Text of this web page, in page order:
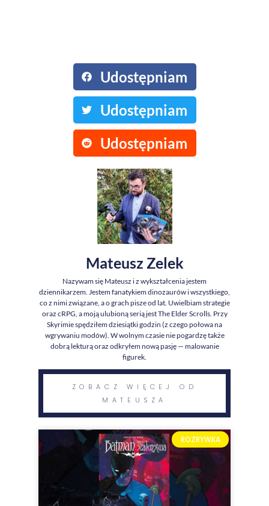
Udostępniam
Udostępniam
Udostępniam
Mateusz Zelek
Nazywam się Mateusz i z wykształcenia jestem
dziennikarzem. Jestem fanatykiem dinozaurów i wszystkiego,
co z nimi związane, a o grach pisze od lat. Uwielbiam strategie
oraz cRPG, a moją ulubioną serią jest The Elder Scrolls. Przy
Skyrimie spędziłem dziesiątki godzin (z czego połowa na
wgrywaniu modów). W wolnym czasie nie pogardzę także
dobrą lekturą oraz odkryłem nową pasję — malowanie
figurek.
ZOBACZ WIĘCEJ OD
MATEUSZA
ROZRYWKA